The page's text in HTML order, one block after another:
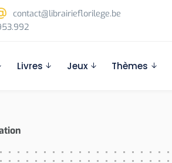
contact@librairieflorilege.be
Livres Jeux Thèmes